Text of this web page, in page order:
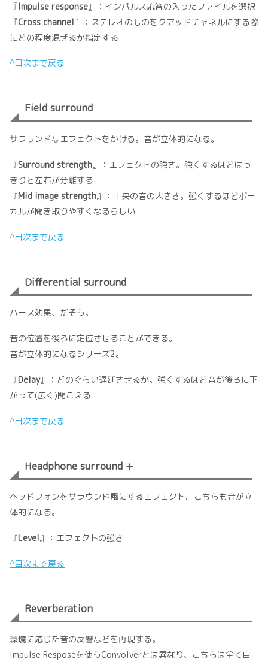
『Impulse response 』：インパルス応答の入ったファイルを選択
『Cross channel 』：ステレオのものをクアッドチャネルにする際
にどの程度混ぜるか指定する
^目次まで戻る
Field surround
サラウンドなエフェクトをかける。音が立体的になる。
『Surround strength』：エフェクトの強さ。強くするほどはっ
きりと左右が分離する
『Mid image strength』：中央の音の大きさ。強くするほどボー
カルが聞き取りやすくなるらしい
^目次まで戻る
Differential surround
ハース効果、だそう。
音の位置を後ろに定位させることができる。
音が立体的になるシリーズ2。
『Delay』：どのぐらい遅延させるか。強くするほど音が後ろに下
がって(広く)聞こえる
^目次まで戻る
Headphone surround +
ヘッドフォンをサラウンド風にするエフェクト。こちらも音が立
体的になる。
『Level』：エフェクトの強さ
^目次まで戻る
Reverberation
環境に応じた音の反響などを再現する。
Impulse Resposeを使うConvolverとは異なり、こちらは全て自